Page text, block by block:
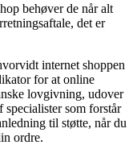
behøver de når alt
det er
internet shoppen
for at online
lovgivning, udover
som forstår
til støtte, når du
ordre.